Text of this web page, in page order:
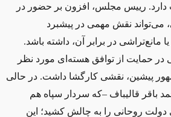
رییس مجلس، افزون بر حضور در
می‌تواند نقش مهمی در پیشبرد
مانع‌تراشی در برابر آن، داشته باشد.
در حمایت از توافق هسته‌ای مورد نظر
پیشین، نقشی کارگشا داشت. در حالی
باقر قالیباف –که سردار سپاه هم
روحانی را به چالش کشید؛ این